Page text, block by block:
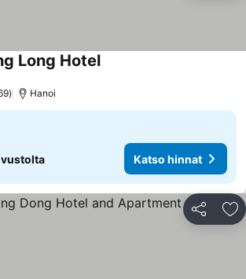
Long Hotel
Hanoi
Katso hinnat
Jaa